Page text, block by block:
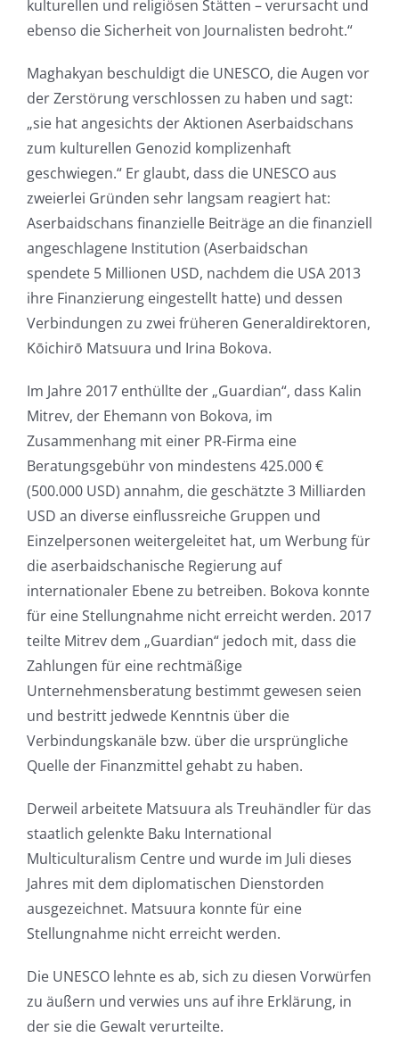
kulturellen und religiösen Stätten – verursacht und
ebenso die Sicherheit von Journalisten bedroht.“
Maghakyan beschuldigt die UNESCO, die Augen vor
der Zerstörung verschlossen zu haben und sagt:
„sie hat angesichts der Aktionen Aserbaidschans
zum kulturellen Genozid komplizenhaft
geschwiegen.“ Er glaubt, dass die UNESCO aus
zweierlei Gründen sehr langsam reagiert hat:
Aserbaidschans finanzielle Beiträge an die finanziell
angeschlagene Institution (Aserbaidschan
spendete 5 Millionen USD, nachdem die USA 2013
ihre Finanzierung eingestellt hatte) und dessen
Verbindungen zu zwei früheren Generaldirektoren,
Kōichirō Matsuura und Irina Bokova.
Im Jahre 2017 enthüllte der „Guardian“, dass Kalin
Mitrev, der Ehemann von Bokova, im
Zusammenhang mit einer PR-Firma eine
Beratungsgebühr von mindestens 425.000 €
(500.000 USD) annahm, die geschätzte 3 Milliarden
USD an diverse einflussreiche Gruppen und
Einzelpersonen weitergeleitet hat, um Werbung für
die aserbaidschanische Regierung auf
internationaler Ebene zu betreiben. Bokova konnte
für eine Stellungnahme nicht erreicht werden. 2017
teilte Mitrev dem „Guardian“ jedoch mit, dass die
Zahlungen für eine rechtmäßige
Unternehmensberatung bestimmt gewesen seien
und bestritt jedwede Kenntnis über die
Verbindungskanäle bzw. über die ursprüngliche
Quelle der Finanzmittel gehabt zu haben.
Derweil arbeitete Matsuura als Treuhändler für das
staatlich gelenkte Baku International
Multiculturalism Centre und wurde im Juli dieses
Jahres mit dem diplomatischen Dienstorden
ausgezeichnet. Matsuura konnte für eine
Stellungnahme nicht erreicht werden.
Die UNESCO lehnte es ab, sich zu diesen Vorwürfen
zu äußern und verwies uns auf ihre Erklärung, in
der sie die Gewalt verurteilte.